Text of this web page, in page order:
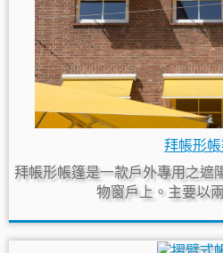
拜帳形
拜帳形帳篷是一款戶外專用之遮
物窗戶上。主要以